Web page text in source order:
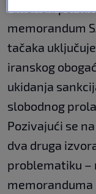
Američki portal
memorandum
tačaka
iranskog
ukidanja
slobodnog
Pozivajući se
dva druga
problematiku –